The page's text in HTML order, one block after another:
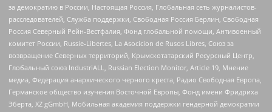
за демократию в России, Настоящая Россия, Глобальная сеть журналистов-
расследователей, Служба поддержки, Свободная Россия Берлин, Свободная
Россия Северный Рейн-Вестфалия, Фонд глобальной помощи, Антивоенный
комитет России, Russie-Libertes, La Asocicion de Rusos Libres, Союз за
возвращение Северных территорий, Крымскотатарский Ресурсный Центр,
Глобальный союз IndustriALL, Russian Election Monitor, Article 19, Мнение
медиа, Федерация анархического черного креста, Радио Свободная Европа,
Германское общество изучения Восточной Европы, Фонд имени Фридриха
Эберта, XZ gGmbH, Мобильная академия поддержки гендерной демократии